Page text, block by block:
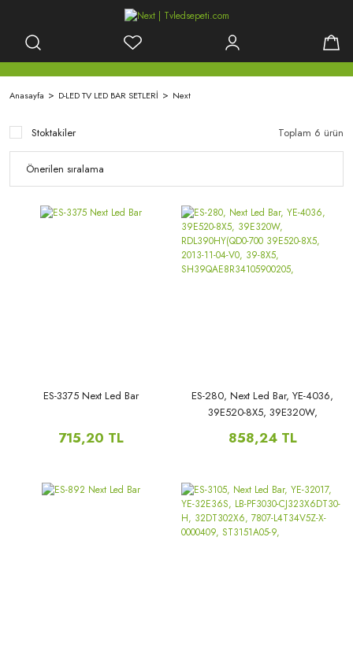
Anasayfa D-LED TV LED BAR SETLERİ Next
Stoktakiler Toplam 6 ürün
ES-3375 Next Led Bar
715,20 TL
ES-280, Next Led Bar, YE-4036,
39E520-8X5, 39E320W,
8X5, 2013-11-04-V0, 39-8X5,
858,24 TL